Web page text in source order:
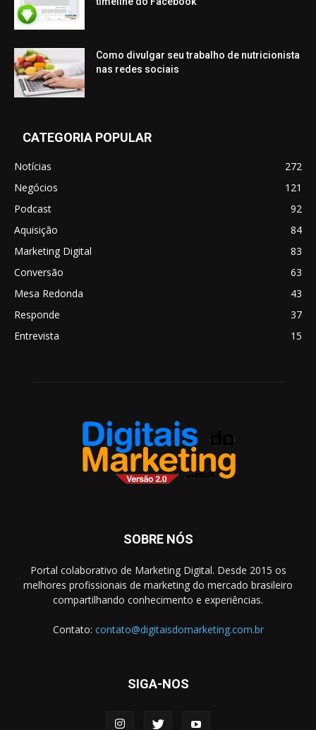
Como divulgar seu trabalho de nutricionista
nas redes sociais
CATEGORIA POPULAR
Notícias
272
Negócios
121
Podcast
92
Aquisição
84
Marketing Digital
83
Conversão
63
Mesa Redonda
43
Responde
37
Entrevista
15
SOBRE NÓS
Portal colaborativo de Marketing Digital. Desde 2015 os
melhores profissionais de marketing do mercado brasileiro
compartilhando conhecimento e experiências.
Contato: contato@digitaisdomarketing.com.br
SIGA-NOS